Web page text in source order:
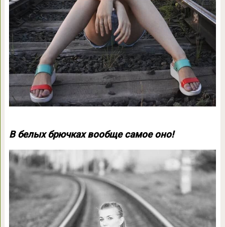
В белых брючках вообще самое оно!